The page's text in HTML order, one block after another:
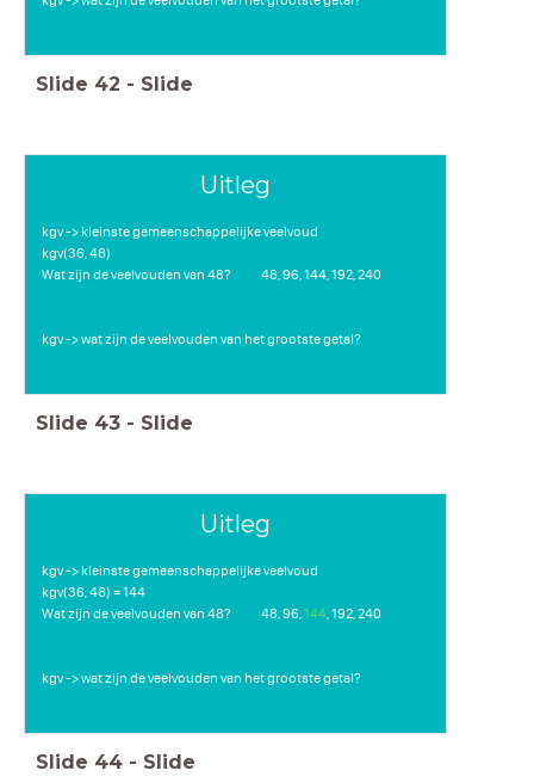
Slide 42 - Slide
Uitleg
kgv -> kleinste gemeenschappelijke veelvoud
kgv(36, 48)
Wat zijn de veelvouden van 48? 48, 96, 144, 192, 240
kgv -> wat zijn de veelvouden van het grootste getal?
Slide 43 - Slide
Uitleg
kgv -> kleinste gemeenschappelijke veelvoud
kgv(36, 48) = 144
Wat zijn de veelvouden van 48? 48, 96, 144, 192, 240
kgv -> wat zijn de veelvouden van het grootste getal?
Slide 44 - Slide